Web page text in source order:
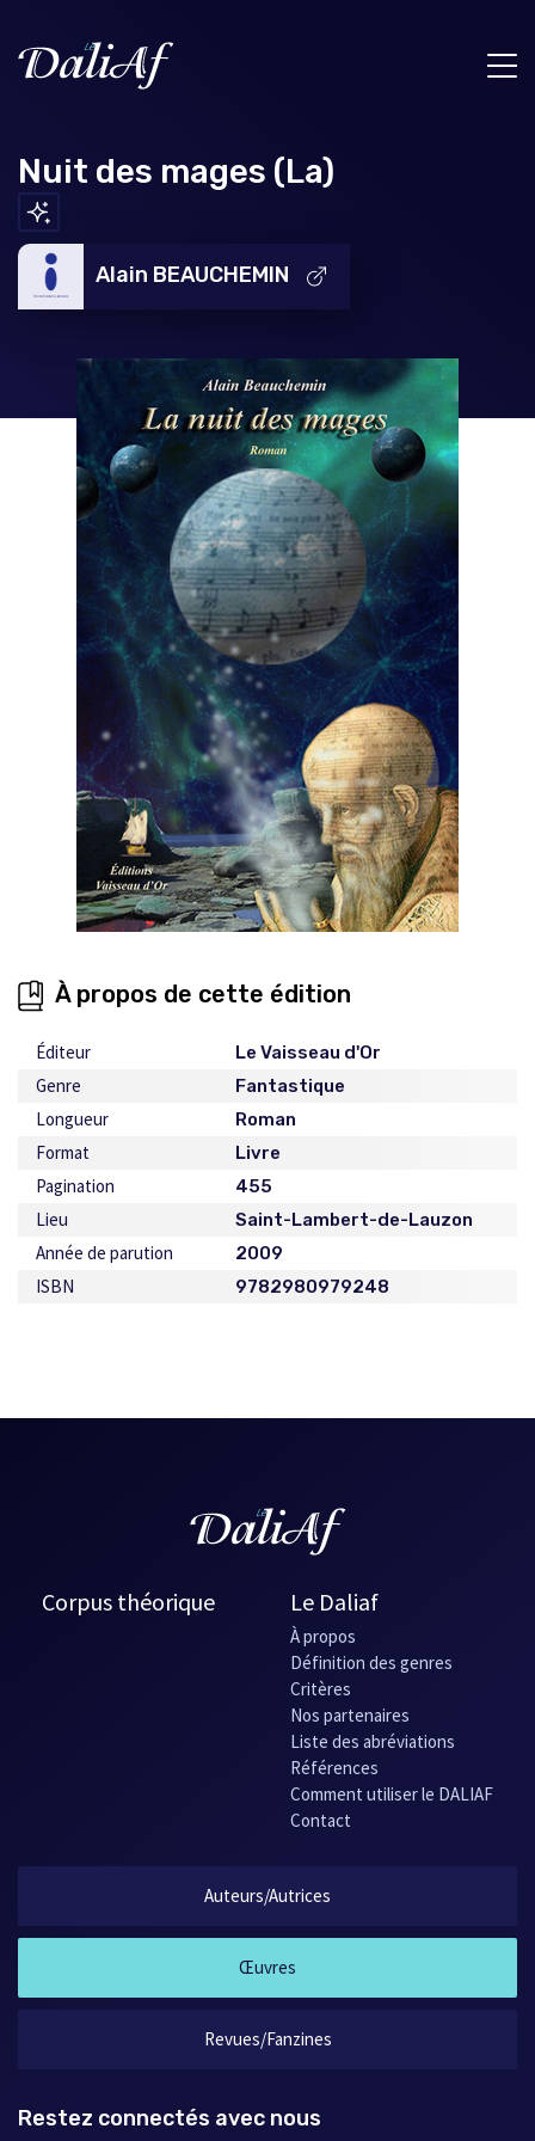
Nuit des mages (La)
Alain BEAUCHEMIN
À propos de cette édition
Éditeur Le Vaisseau d'Or
Genre Fantastique
Longueur Roman
Format Livre
Pagination 455
Lieu Saint-Lambert-de-Lauzon
Année de parution 2009
ISBN 9782980979248
Corpus théorique Le Daliaf
À propos
Définition des genres
Critères
Nos partenaires
Liste des abréviations
Références
Comment utiliser le DALIAF
Contact
Auteurs/Autrices
Œuvres
Revues/Fanzines
Restez connectés avec nous